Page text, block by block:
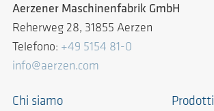
Aerzener Maschinenfabrik GmbH
Reherweg 28, 31855 Aerzen
Telefono: +49 5154 81-0
info@aerzen.com
Chi siamo Prodotti